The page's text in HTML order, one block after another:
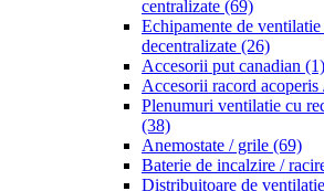
centralizate (69)
Echipamente de
decentralizate (26)
Accesorii put canadian (1)
Accesorii racord acoperis
Plenumuri ventilatie cu
(38)
Anemostate / grile (69)
Baterie de incalzire /
Distribuitoare de ventilatie